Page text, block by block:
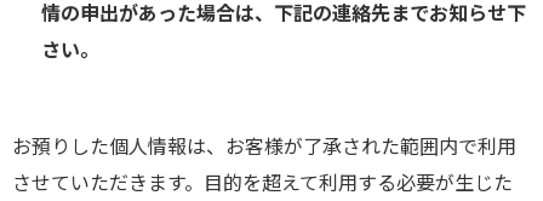
情の申出があった場合は、下記の連絡先までお知らせ下
さい。
お預りした個人情報は、お客様が了承された範囲内で利用
させていただきます。目的を超えて利用する必要が生じた